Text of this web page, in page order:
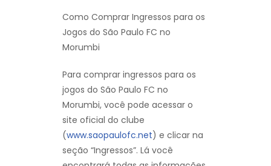
Como Comprar Ingressos para os
Jogos do São Paulo FC no
Morumbi
Para comprar ingressos para os
jogos do São Paulo FC no
Morumbi, você pode acessar o
site oficial do clube
(www.saopaulofc.net) e clicar na
seção “Ingressos”. Lá você